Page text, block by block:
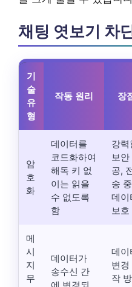
채팅 엿보기 차
기
술
유
형
작동 원리 장
암
호
화
데이터를
코드화하여
해독 키 없
이는 읽을
수 없도록
함
강력
보안
공,
송 중
데이
보호
메
시
지
무
데이터가
송수신 간
에 변경되
데이
변경
작 방